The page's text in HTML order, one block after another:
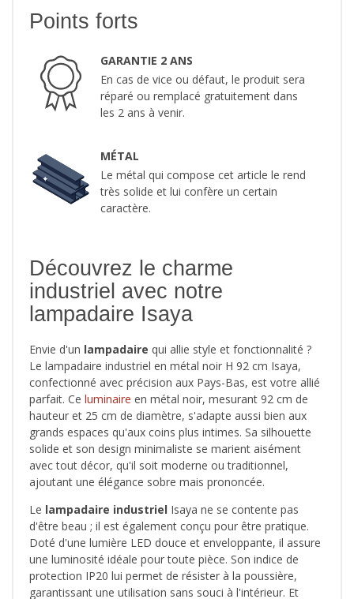
Points forts
GARANTIE 2 ANS
En cas de vice ou défaut, le produit sera
réparé ou remplacé gratuitement dans
les 2 ans à venir.
MÉTAL
Le métal qui compose cet article le rend
très solide et lui confère un certain
caractère.
Découvrez le charme
industriel avec notre
lampadaire Isaya
Envie d'un lampadaire qui allie style et fonctionnalité ?
Le lampadaire industriel en métal noir H 92 cm Isaya,
confectionné avec précision aux Pays-Bas, est votre allié
parfait. Ce luminaire en métal noir, mesurant 92 cm de
hauteur et 25 cm de diamètre, s'adapte aussi bien aux
grands espaces qu'aux coins plus intimes. Sa silhouette
solide et son design minimaliste se marient aisément
avec tout décor, qu'il soit moderne ou traditionnel,
ajoutant une élégance sobre mais prononcée.
Le lampadaire industriel Isaya ne se contente pas
d'être beau ; il est également conçu pour être pratique.
Doté d'une lumière LED douce et enveloppante, il assure
une luminosité idéale pour toute pièce. Son indice de
protection IP20 lui permet de résister à la poussière,
garantissant une utilisation sans souci à l'intérieur. Et